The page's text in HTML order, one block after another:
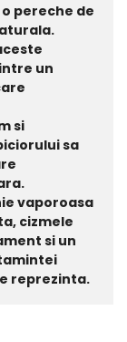
pereche de
un
si
sa
vaporoasa
cizmele
si un
reprezinta.